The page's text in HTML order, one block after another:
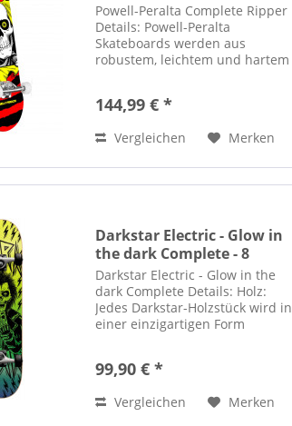
Powell-Peralta Complete Ripper
Details: Powell-Peralta
Skateboards werden aus
robustem, leichtem und hartem
firmeneigenen Powell-Peralta
Dies...
144,99 € *
Vergleichen Merken
Darkstar Electric - Glow in
the dark Complete - 8
Darkstar Electric - Glow in the
dark Complete Details: Holz:
Jedes Darkstar-Holzstück wird in
einer einzigartigen Form
Darkstar-Holzstück zu einem
aus...
99,90 € *
Vergleichen Merken